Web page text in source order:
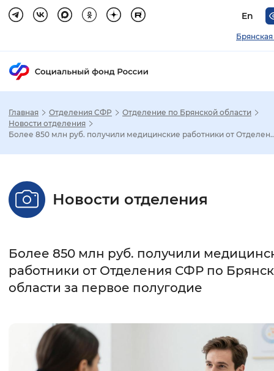
En
Настройка режима отображения
Стандартный Увеличенный
Без засечек С засечками
Интервал между буквами
Нормальный Увеличенный
Главная Отделения СФР
Отделение по Брянской области
Новости отделения
Более 850 млн руб. получили медицинские работники от
Новости отделения
Более 850 млн руб. получили
работники от Отделения СФР по
области за первое полугодие